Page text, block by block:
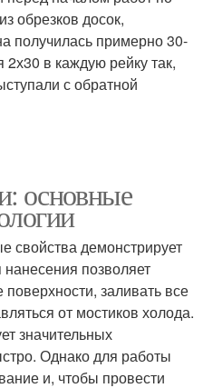
обрезков досок,
получилась примерно 30-
в каждую рейку так,
с обратной
основные
свойства демонстрирует
позволяет
заливать все
от мостиков холода.
значительных
Однако для работы
и, чтобы провести